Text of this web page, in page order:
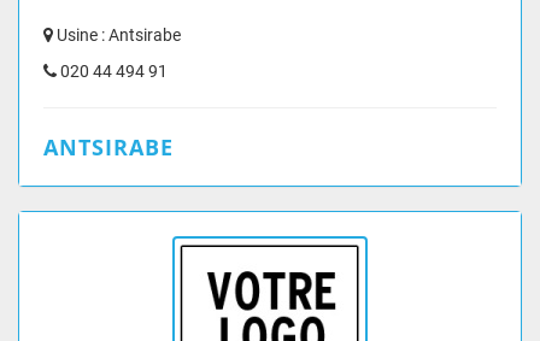
Usine : Antsirabe
020 44 494 91
ANTSIRABE